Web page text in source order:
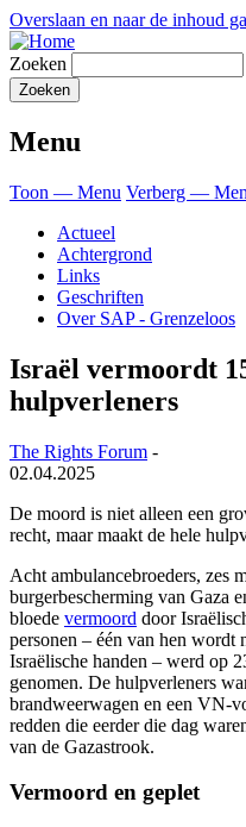
Overslaan en naar de inhoud
Zoeken
Menu
Toon — Menu Verberg —
Actueel
Achtergrond
Links
Geschriften
Over SAP - Grenzeloos
Israël vermoordt
hulpverleners
The Rights Forum -
02.04.2025
De moord is niet alleen een
recht, maar maakt de hele
Acht ambulancebroeders, zes
burgerbescherming van Gaza
bloede vermoord door
personen – één van hen
Israëlische handen – werd op
genomen. De hulpverleners
brandweerwagen en een VN-
redden die eerder die dag
van de Gazastrook.
Vermoord en geplet